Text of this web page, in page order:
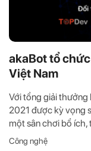
akaBot tổ
Việt Nam
Với tổng giải thưởng
2021 được kỳ vọng
một sân chơi bổ ích,
Công nghệ